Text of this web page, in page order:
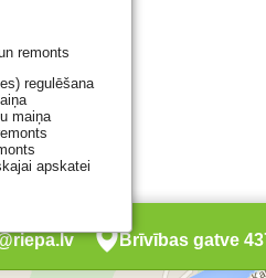
Brīvības gatve
remonts
regulēšana
maiņa
apskatei